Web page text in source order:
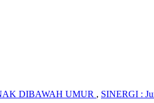
DIBAWAH UMUR , SINERGI :